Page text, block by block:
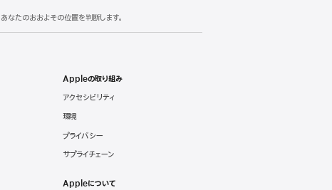
なたのおおよその位置を判断します。
Appleの取り組み
アクセシビリティ
環境
プライバシー
サプライチェーン
Appleについて